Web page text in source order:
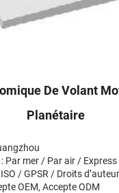
De Volant
Planétaire
Par mer / Par air / Express
/ GPSR / Droits
OEM, Accepte ODM